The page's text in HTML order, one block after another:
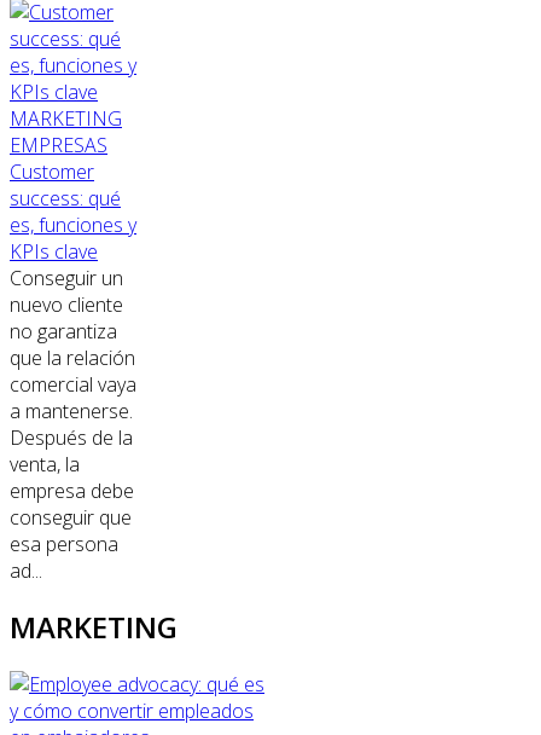
MARKETING
EMPRESAS
Customer
success: qué
es, funciones y
KPIs clave
Conseguir un
nuevo cliente
no garantiza
que la relación
comercial vaya
a mantenerse.
Después de la
venta, la
empresa debe
conseguir que
esa persona
ad...
MARKETING